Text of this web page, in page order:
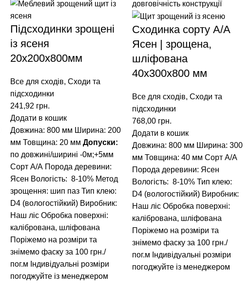
Підсходинки зрощені
із ясеня
20x200x800мм
Все для сходів, Сходи та
підсходинки
241,92 грн.
Додати в кошик
Довжина: 800 мм Ширина: 200
мм Товщина: 20 мм Допуски:
по довжині/ширині -0м;+5мм
Сорт А/А Порода деревини:
Ясен Вологість: 8-10% Метод
зрощення: шип паз Тип клею:
D4 (вологостійкий) Виробник:
Наш ліс Обробка поверхні:
калібрована, шліфована
Поріжемо на розміри та
знімемо фаску за 100 грн./
пог.м Індивідуальні розміри
погоджуйте із менеджером
Сходинка сорту А/А
Ясен | зрощена,
шліфована
40х300х800 мм
Все для сходів, Сходи та
підсходинки
768,00 грн.
Додати в кошик
Довжина: 800 мм Ширина: 300
мм Товщина: 40 мм Сорт А/А
Порода деревини: Ясен
Вологість: 8-10% Тип клею:
D4 (вологостійкий) Виробник:
Наш ліс Обробка поверхні:
калібрована, шліфована
Поріжемо на розміри та
знімемо фаску за 100 грн./
пог.м Індивідуальні розміри
погоджуйте із менеджером